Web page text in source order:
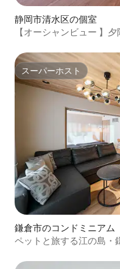
静岡市清水区の個室
【オーシャンビュー 】
スーパーホスト
スーパーホスト
鎌倉市のコンドミニアム
ペットと旅する江の島・